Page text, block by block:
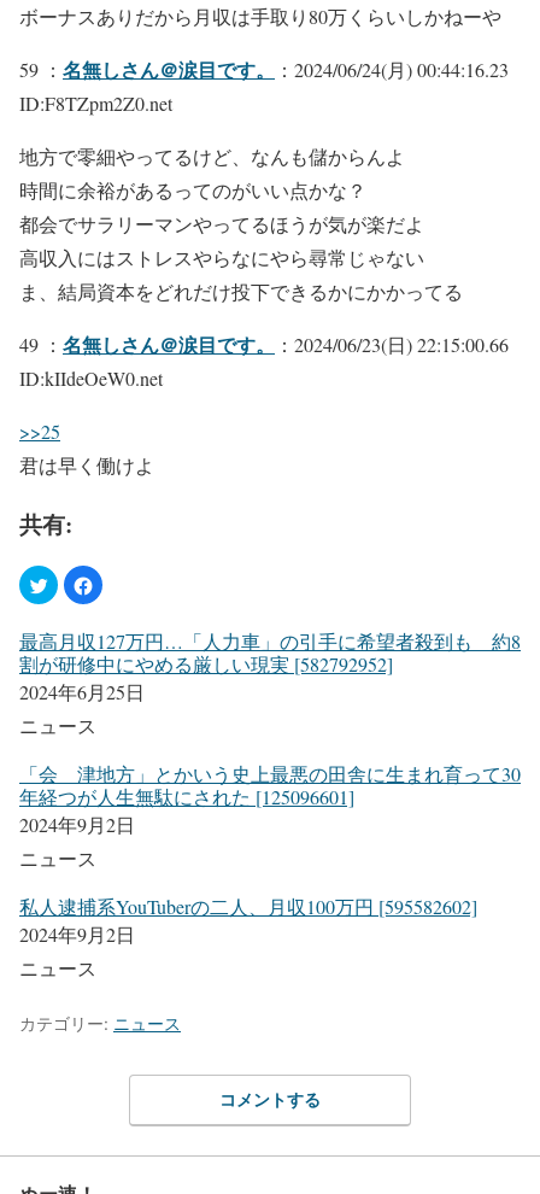
ボーナスありだから月収は手取り80万くらいしかねーや
59 ： 名無しさん＠涙目です。
：2024/06/24(月) 00:44:16.23
ID:F8TZpm2Z0.net
地方で零細やってるけど、なんも儲からんよ
時間に余裕があるってのがいい点かな？
都会でサラリーマンやってるほうが気が楽だよ
高収入にはストレスやらなにやら尋常じゃない
ま、結局資本をどれだけ投下できるかにかかってる
49 ： 名無しさん＠涙目です。
：2024/06/23(日) 22:15:00.66
ID:kIIdeOeW0.net
>>25
君は早く働けよ
共有:
最高月収127万円…「人力車」の引手に希望者殺到も 約8
割が研修中にやめる厳しい現実 [582792952]
2024年6月25日
ニュース
「会 津地方」とかいう史上最悪の田舎に生まれ育って30
年経つが人生無駄にされた [125096601]
2024年9月2日
ニュース
私人逮捕系YouTuberの二人、月収100万円 [595582602]
2024年9月2日
ニュース
カテゴリー: ニュース
コメントする